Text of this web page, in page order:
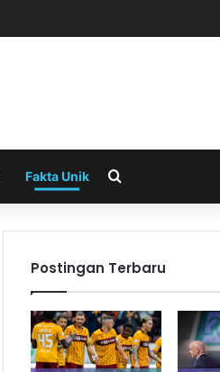
Fakta Unik
Postingan Terbaru